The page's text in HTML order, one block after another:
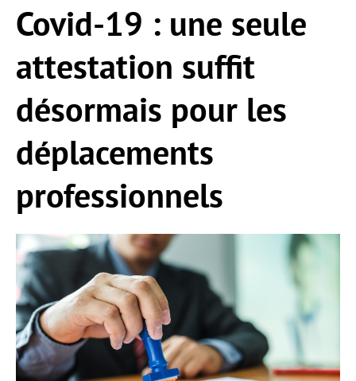
Covid-19 : une seule
attestation suffit
désormais pour les
déplacements
professionnels